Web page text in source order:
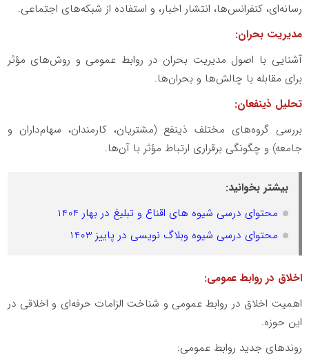
رسانه‌ای، کنفرانس‌ها، انتشار اخبار، و استفاده از شبکه‌های اجتماعی.
مدیریت بحران:
آشنایی با اصول مدیریت بحران در روابط عمومی و روش‌های مؤثر
برای مقابله با چالش‌ها و بحران‌ها.
تحلیل ذینفعان:
بررسی گروه‌های مختلف ذینفع (مشتریان، کارمندان، سهام‌داران و
جامعه) و چگونگی برقراری ارتباط مؤثر با آن‌ها.
بیشتر بخوانید:
محتوای درسی شیوه های اقناع و تبلیغ در بهار 1404
محتوای درسی شیوه وبلاگ نویسی در پاییز 1403
اخلاق در روابط عمومی:
اهمیت اخلاق در روابط عمومی و شناخت الزامات حرفه‌ای و اخلاقی در
این حوزه.
روندهای جدید روابط عمومی: